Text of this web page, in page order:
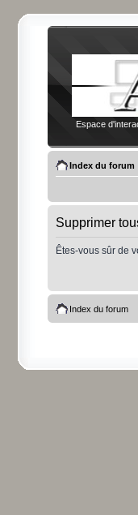
Espace
Index du forum
Supprimer
Êtes-vous sûr de
Index du forum